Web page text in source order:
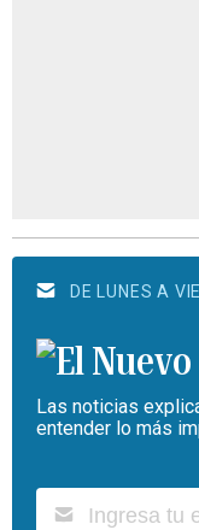
DE LUNES A
Las noticias
entender lo más